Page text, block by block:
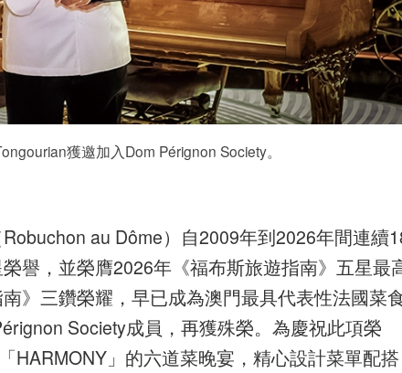
獲邀加入Dom Pérignon Society。
au Dôme）自2009年到2026年間連續
譽，並榮膺2026年《福布斯旅遊指南》五星最
》三鑽榮耀，早已成為澳門最具代表性法國菜
Society成員，再獲殊榮。為慶祝此項榮
HARMONY」的六道菜晚宴，精心設計菜單配搭